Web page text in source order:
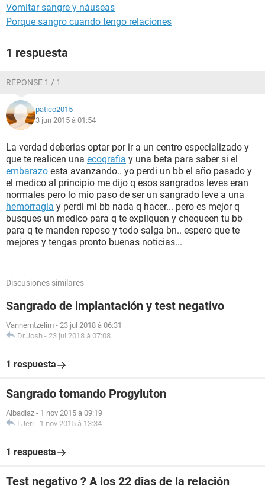
Vomitar sangre y náuseas
Porque sangro cuando tengo relaciones
1 respuesta
RÉPONSE 1 / 1
patico2015
3 jun 2015 à 01:54
La verdad deberias optar por ir a un centro especializado y
que te realicen una ecografia y una beta para saber si el
embarazo esta avanzando.. yo perdi un bb el año pasado y
el medico al principio me dijo q esos sangrados leves eran
normales pero lo mio paso de ser un sangrado leve a una
hemorragia y perdi mi bb nada q hacer... pero es mejor q
busques un medico para q te expliquen y chequeen tu bb
para q te manden reposo y todo salga bn.. espero que te
mejores y tengas pronto buenas noticias...
Discusiones similares
Sangrado de implantación y test negativo
Vannemtzelim - 23 jul 2018 à 06:31
Dr.Josh - 23 jul 2018 à 07:08
1 respuesta
Sangrado tomando Progyluton
Albadiaz - 1 nov 2015 à 09:19
LJeri - 1 nov 2015 à 13:34
1 respuesta
Test negativo ? A los 22 dias de la relación